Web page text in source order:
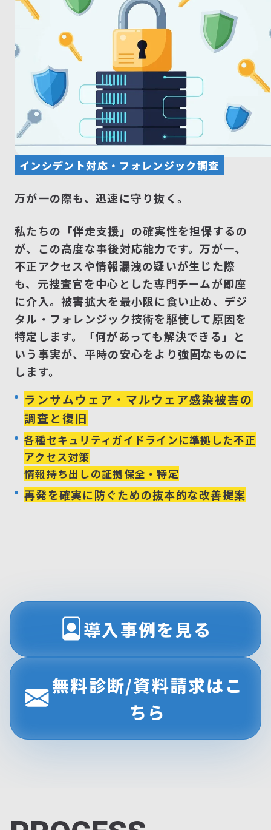
インシデント対応・フォレンジック調査
万が一の際も、迅速に守り抜く。
私たちの「伴走支援」の確実性を担保するの
が、この高度な事後対応能力です。万が一、
不正アクセスや情報漏洩の疑いが生じた際
も、元捜査官を中心とした専門チームが即座
に介入。被害拡大を最小限に食い止め、デジ
タル・フォレンジック技術を駆使して原因を
特定します。「何があっても解決できる」と
いう事実が、平時の安心をより強固なものに
します。
ランサムウェア・マルウェア感染被害の
調査と復旧
各種セキュリティガイドラインに準拠した不正
アクセス対策
情報持ち出しの証拠保全・特定
再発を確実に防ぐための抜本的な改善提案
導入事例を見る
無料診断/資料請求はこ
ちら